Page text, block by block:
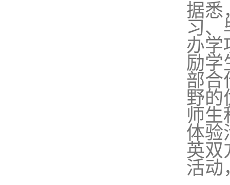
据悉
习、
办学
励学
部合
野的
师生
体验
英双
活动